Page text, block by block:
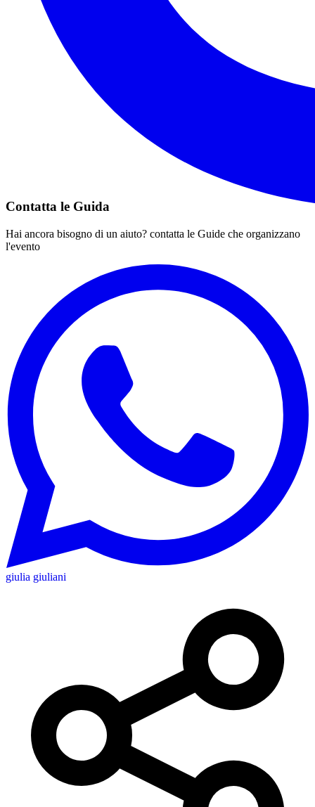
Contatta le Guida
Hai ancora bisogno di un aiuto? contatta le Guide che organizzano
l'evento
giulia giuliani